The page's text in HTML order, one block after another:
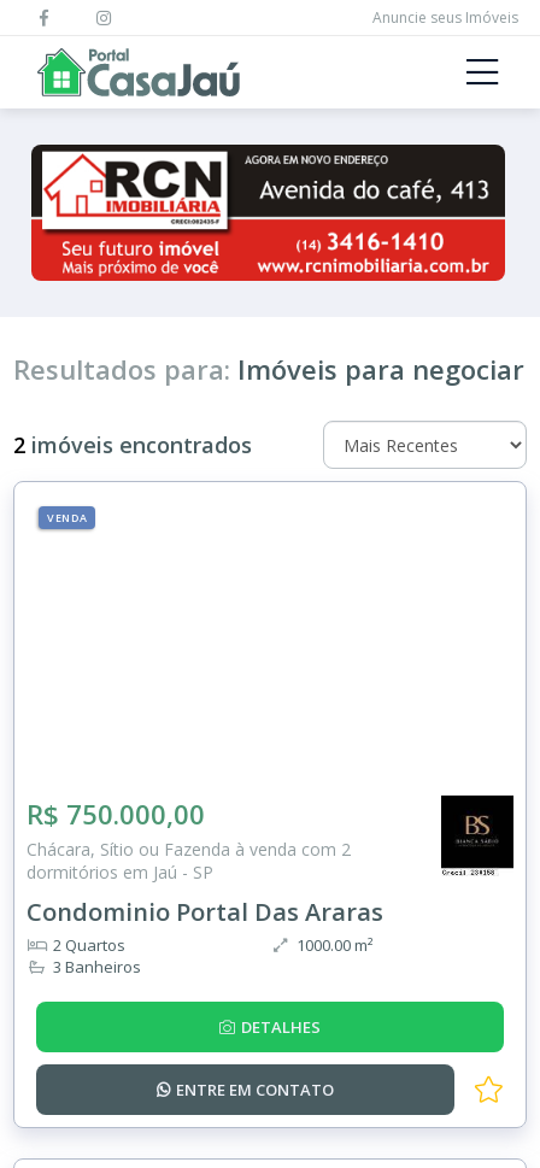
Anuncie seus Imóveis
Resultados para: Imóveis para negociar
2 imóveis encontrados
VENDA
R$ 750.000,00
Chácara, Sítio ou Fazenda à venda com 2
dormitórios em Jaú - SP
Condominio Portal Das Araras
2 Quartos
3 Banheiros
1000.00 m²
DETALHES
ENTRE EM CONTATO